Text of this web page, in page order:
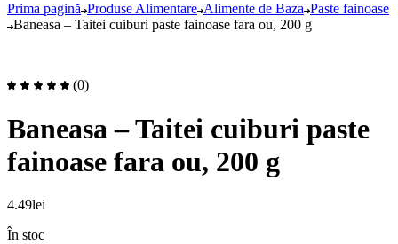
Prima pagină Produse Alimentare Alimente de Baza Paste fainoase
Baneasa – Taitei cuiburi paste fainoase fara ou, 200 g
(0)
Baneasa – Taitei cuiburi paste
fainoase fara ou, 200 g
4.49lei
În stoc